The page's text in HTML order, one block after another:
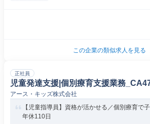
この企業の類似求人を見る
正社員
児童発達支援|個別療育支援業務
アース・キッズ株式会社
【児童指導員】資格が活かせる／個別療育で
年休110日